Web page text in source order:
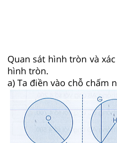
Quan sát hình tròn và
hình tròn.
a) Ta điền vào chỗ chấm